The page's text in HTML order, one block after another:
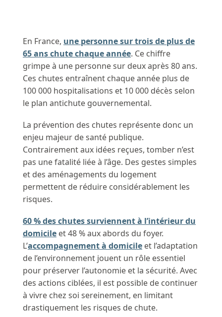
En France, une personne sur trois de plus de
65 ans chute chaque année. Ce chiffre
grimpe à une personne sur deux après 80 ans.
Ces chutes entraînent chaque année plus de
100 000 hospitalisations et 10 000 décès selon
le plan antichute gouvernemental.
La prévention des chutes représente donc un
enjeu majeur de santé publique.
Contrairement aux idées reçues, tomber n’est
pas une fatalité liée à l’âge. Des gestes simples
et des aménagements du logement
permettent de réduire considérablement les
risques.
60 % des chutes surviennent à l’intérieur du
domicile et 48 % aux abords du foyer.
L’accompagnement à domicile et l’adaptation
de l’environnement jouent un rôle essentiel
pour préserver l’autonomie et la sécurité. Avec
des actions ciblées, il est possible de continuer
à vivre chez soi sereinement, en limitant
drastiquement les risques de chute.